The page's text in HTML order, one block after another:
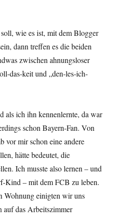
wie es ist, mit dem Blogger
dann treffen es die beiden
zwischen ahnungsloser
das-keit und „den-les-ich-
als ich ihn kennenlernte, da war
schon Bayern-Fan. Von
vor mir schon eine andere
hätte bedeutet, die
Ich musste also lernen – und
Kind – mit dem FCB zu leben.
Wohnung einigten wir uns
auf das Arbeitszimmer